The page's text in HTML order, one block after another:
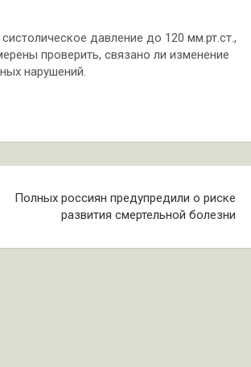
давление до 120 мм.рт.ст.,
проверить, связано ли изменение
нарушений.
Полных россиян предупредили о риске
развития смертельной болезни